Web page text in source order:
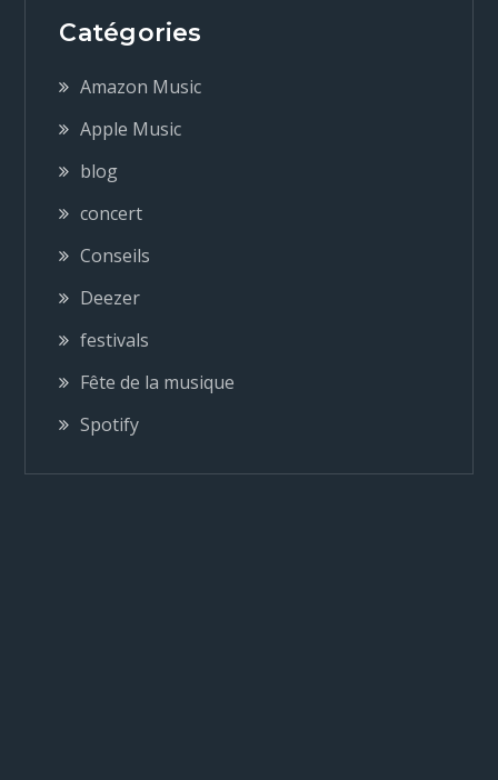
g
a
t
o
n
d
e
Catégories
Amazon Music
Apple Music
blog
concert
Conseils
Deezer
festivals
Fête de la musique
Spotify